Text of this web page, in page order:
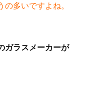
多いですよね。
ガラスメーカーが